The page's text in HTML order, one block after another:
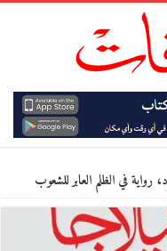
في الظلم العابر للشعوب